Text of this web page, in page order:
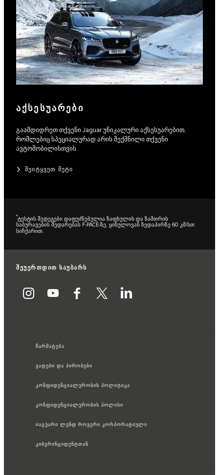
ᲐᲥᲡᲔᲡᲣᲐᲠᲔᲑᲘ
გაამდიდრეთ თქვენი Jaguar უნიკალური აქსესუარებით,
რომლებიც სპეციალურად არის შექმნილი თქვენი
ავტომობილისთვის.
ᲨᲔᲘᲢᲧᲕᲔᲗ ᲛᲔᲢᲘ
*ტესტის შედეგები დაფუძნებულია ზაფხულის და ზამთრის
საბურავების შედარებას F-PACE-ზე, ყინულოვან ზედაპირზე 60 კმ/სთ
სიჩქარით.
შეუერთდით საუბარს
წარმატება
ვადები და პირობები
კონფიდენციალურობის პოლიტიკა
კონფიდენციალურობის პოლისი
იაგუარი ლენდ როვერი კორპორატიული
კიბერინციდენტთან